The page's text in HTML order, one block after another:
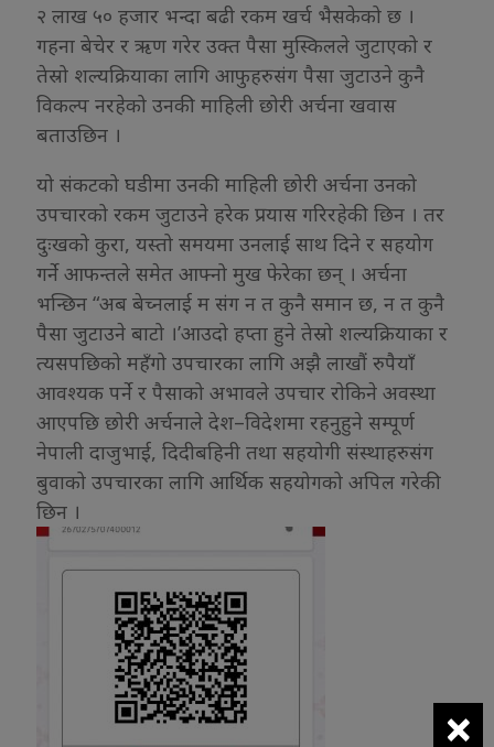
२ लाख ५० हजार भन्दा बढी रकम खर्च भैसकेको छ ।
गहना बेचेर र ऋण गरेर उक्त पैसा मुस्किलले जुटाएको र
तेस्रो शल्यक्रियाका लागि आफुहरुसंग पैसा जुटाउने कुनै
विकल्प नरहेको उनकी माहिली छोरी अर्चना खवास
बताउछिन ।
यो संकटको घडीमा उनकी माहिली छोरी अर्चना उनको
उपचारको रकम जुटाउने हरेक प्रयास गरिरहेकी छिन । तर
दुःखको कुरा, यस्तो समयमा उनलाई साथ दिने र सहयोग
गर्ने आफन्तले समेत आफ्नो मुख फेरेका छन् । अर्चना
भन्छिन “अब बेच्नलाई म संग न त कुनै समान छ, न त कुनै
पैसा जुटाउने बाटो ।’आउदो हप्ता हुने तेस्रो शल्यक्रियाका र
त्यसपछिको महँगो उपचारका लागि अझै लाखौं रुपैयाँ
आवश्यक पर्ने र पैसाको अभावले उपचार रोकिने अवस्था
आएपछि छोरी अर्चनाले देश–विदेशमा रहनुहुने सम्पूर्ण
नेपाली दाजुभाई, दिदीबहिनी तथा सहयोगी संस्थाहरुसंग
बुवाको उपचारका लागि आर्थिक सहयोगको अपिल गरेकी
छिन ।
×